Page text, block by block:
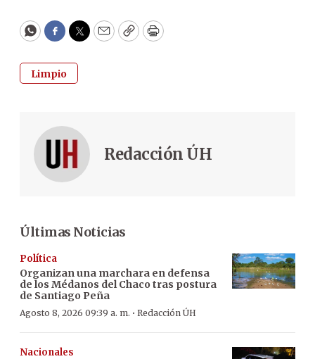
WhatsApp
Facebook
Twitter
EmailCopyPrint
Limpio
Redacción ÚH
Últimas Noticias
Política
Organizan una marchara en defensa
de los Médanos del Chaco tras postura
de Santiago Peña
Agosto 8, 2026 09:39 a. m. · Redacción ÚH
Nacionales